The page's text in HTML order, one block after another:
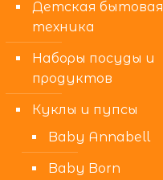
Детская бытовая
техника
Наборы посуды и
продуктов
Куклы и пупсы
Baby Annabell
Baby Born